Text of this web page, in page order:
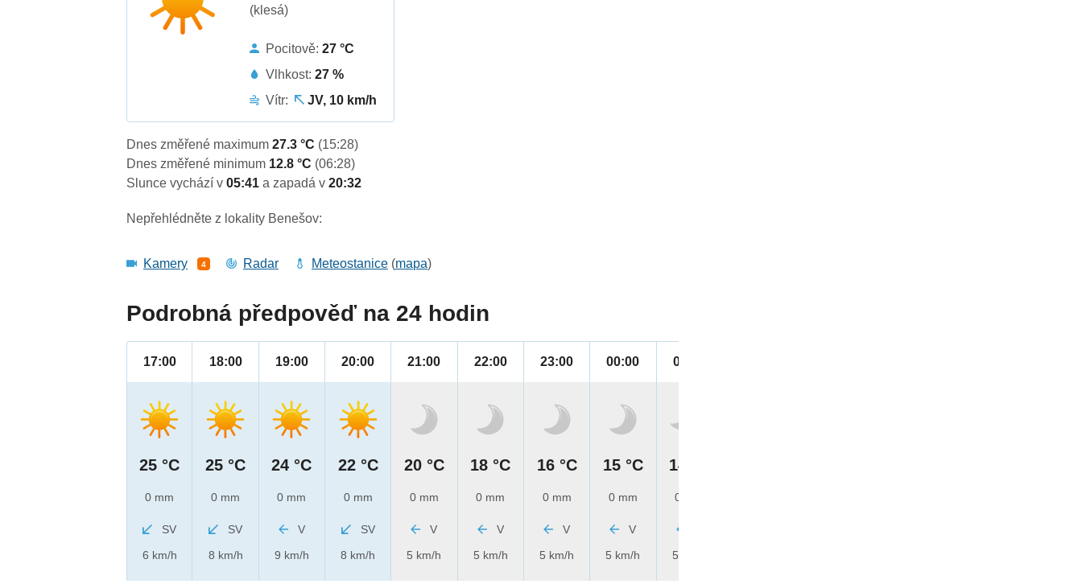
(klesá)
Pocitově:27 °C
Vlhkost:27 %
Vítr:
JV, 10 km/h
Dnes změřené maximum27.3 °C (15:28)
Dnes změřené minimum 12.8 °C (06:28)
Slunce vychází v05:41a zapadá v20:32
Nepřehlédněte z lokality Benešov:
Kamery 4 Radar Meteostanice (mapa)
Podrobná předpověď na 24 hodin
17:00
25 °C
0 mm
SV
6 km/h
18:00
25 °C
0 mm
SV
8 km/h
19:00
24 °C
0 mm
V
9 km/h
20:00
22 °C
0 mm
SV
8 km/h
21:00
20 °C
0 mm
V
5 km/h
22:00
18 °C
0 mm
V
5 km/h
23:00
16 °C
0 mm
V
5 km/h
00:00
15 °C
0 mm
V
5 km/h
01:00
14 °C
0 mm
5 km/h